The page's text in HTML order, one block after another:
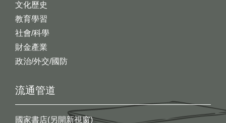
文化歷史
教育學習
社會/科學
財金產業
政治/外交/國防
流通管道
國家書店(另開新視窗)